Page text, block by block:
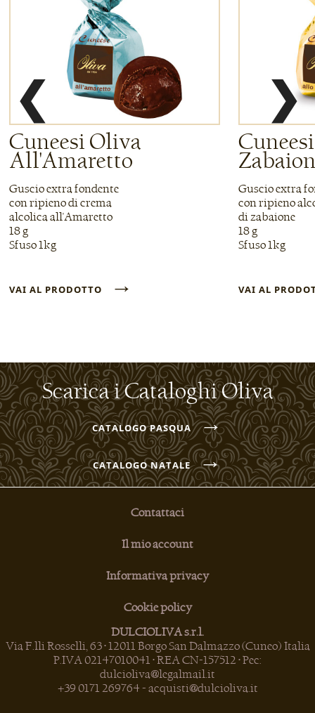
❮
Cuneesi Oliva
All'Amaretto
Guscio extra fondente
con ripieno di crema
alcolica all'Amaretto
18 g
Sfuso 1kg
VAI AL PRODOTTO →
Guscio extra
con ripieno
di zabaione
18 g
Sfuso 1kg
VAI AL
❯
Scarica i Cataloghi Oliva
CATALOGO PASQUA→
CATALOGO NATALE→
Contattaci
Il mio account
Informativa privacy
Cookie policy
DULCIOLIVA s.r.l.
Via F.lli Rosselli, 63 • 12011 Borgo San Dalmazzo (Cuneo) Italia
P.IVA 02147010041 • REA CN-157512 • Pec:
dulcioliva@legalmail.it
+39 0171 269764 - acquisti@dulcioliva.it